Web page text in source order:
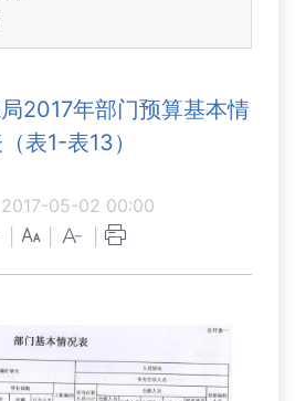
2017年部门预算基本情
表1-表13）
2017-05-02 00:00